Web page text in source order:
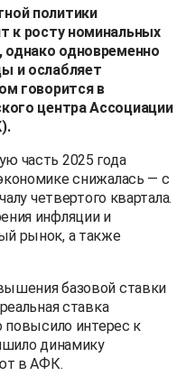
политики
к росту номинальных
однако одновременно
и ослабляет
говорится в
центра Ассоциации
часть 2025 года
снижалась — с
четвертого квартала.
инфляции и
рынок, а также
базовой ставки
ставка
повысило интерес к
динамику
в АФК.